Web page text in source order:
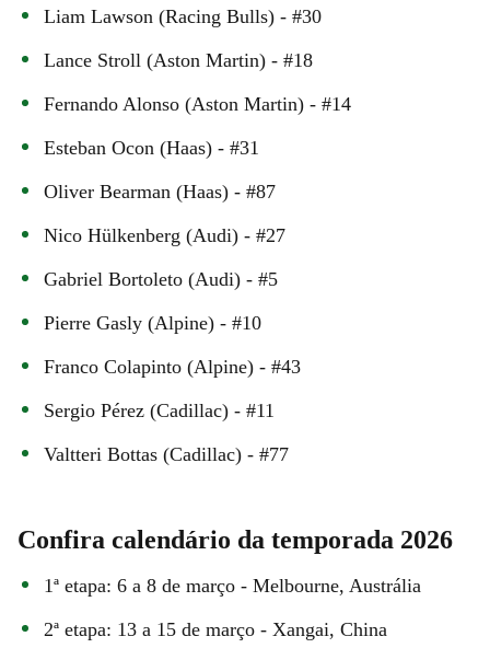
Liam Lawson (Racing Bulls) - #30
Lance Stroll (Aston Martin) - #18
Fernando Alonso (Aston Martin) - #14
Esteban Ocon (Haas) - #31
Oliver Bearman (Haas) - #87
Nico Hülkenberg (Audi) - #27
Gabriel Bortoleto (Audi) - #5
Pierre Gasly (Alpine) - #10
Franco Colapinto (Alpine) - #43
Sergio Pérez (Cadillac) - #11
Valtteri Bottas (Cadillac) - #77
Confira calendário da temporada 2026
1ª etapa: 6 a 8 de março - Melbourne, Austrália
2ª etapa: 13 a 15 de março - Xangai, China